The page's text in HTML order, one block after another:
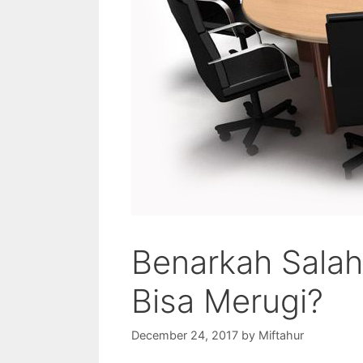
Benarkah
Bisa Merugi?
December 24, 2017 by Miftahur